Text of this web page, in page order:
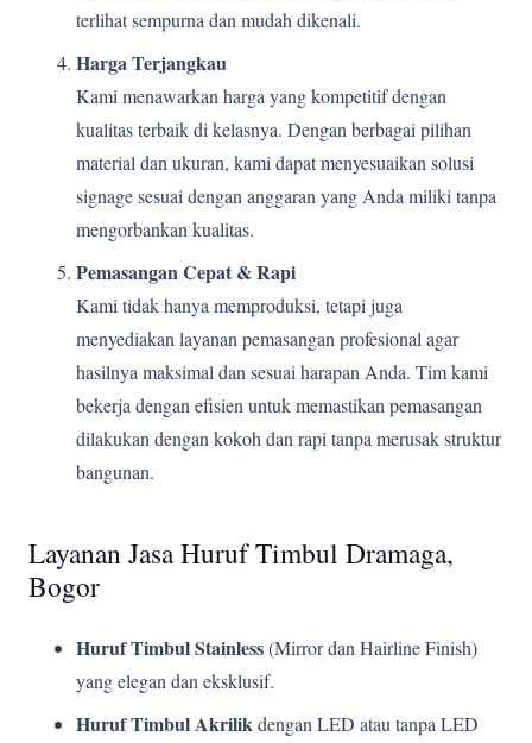
terlihat sempurna dan mudah dikenali.
Harga Terjangkau
Kami menawarkan harga yang kompetitif dengan
kualitas terbaik di kelasnya. Dengan berbagai pilihan
material dan ukuran, kami dapat menyesuaikan solusi
signage sesuai dengan anggaran yang Anda miliki tanpa
mengorbankan kualitas.
Pemasangan Cepat & Rapi
Kami tidak hanya memproduksi, tetapi juga
menyediakan layanan pemasangan profesional agar
hasilnya maksimal dan sesuai harapan Anda. Tim kami
bekerja dengan efisien untuk memastikan pemasangan
dilakukan dengan kokoh dan rapi tanpa merusak struktur
bangunan.
Layanan Jasa Huruf Timbul Dramaga,
Bogor
Huruf Timbul Stainless(Mirror dan Hairline Finish)
yang elegan dan eksklusif.
Huruf Timbul Akrilikdengan LED atau tanpa LED